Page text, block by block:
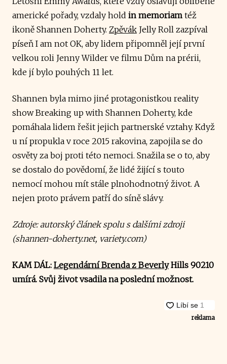
americké pořady, vzdaly hold in memoriam též
ikoně Shannen Doherty. Zpěvák Jelly Roll zazpíval
píseň I am not OK, aby lidem připomněl její první
velkou roli Jenny Wilder ve filmu Dům na prérii,
kde jí bylo pouhých 11 let.
Shannen byla mimo jiné protagonistkou reality
show Breaking up with Shannen Doherty, kde
pomáhala lidem řešit jejich partnerské vztahy. Když
u ní propukla v roce 2015 rakovina, zapojila se do
osvěty za boj proti této nemoci. Snažila se o to, aby
se dostalo do povědomí, že lidé žijící s touto
nemocí mohou mít stále plnohodnotný život. A
nejen proto právem patří do síně slávy.
Zdroje: autorský článek spolu s dalšími zdroji
(shannen-doherty.net, variety.com)
KAM DÁL: Legendární Brenda z BeverlyHills 90210
umírá. Svůj život vsadila na poslední možnost.
reklama